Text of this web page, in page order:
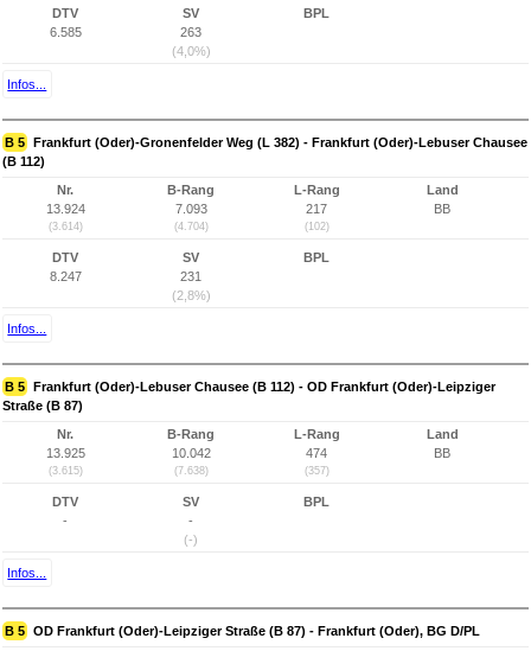
DTV
6.585
SV
263
(4,0%)
BPL
Infos...
B 5 Frankfurt (Oder)-Gronenfelder Weg (L 382) - Frankfurt (Oder)-Lebuser Chausee
(B 112)
Nr.
13.924
(3.614)
B-Rang
7.093
(4.704)
L-Rang
217
(102)
Land
BB
DTV
8.247
SV
231
(2,8%)
BPL
Infos...
B 5 Frankfurt (Oder)-Lebuser Chausee (B 112) - OD Frankfurt (Oder)-Leipziger
Straße (B 87)
Nr.
13.925
(3.615)
B-Rang
10.042
(7.638)
L-Rang
474
(357)
Land
BB
DTV
-
SV
-
(-)
BPL
Infos...
B 5 OD Frankfurt (Oder)-Leipziger Straße (B 87) - Frankfurt (Oder), BG D/PL